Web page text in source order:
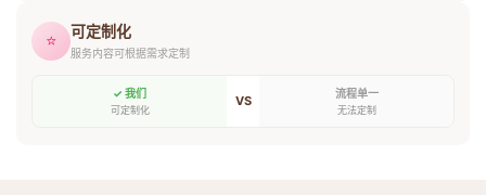
⭐ 可定制化
服务内容可根据需求定制
✓ 我们
可定制化
VS 流程单一
无法定制